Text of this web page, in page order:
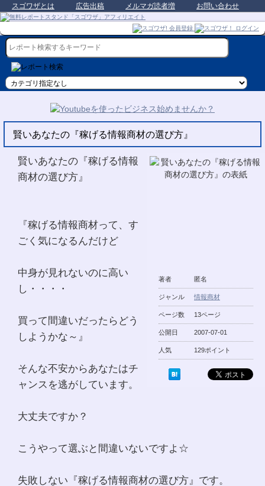
スゴワザとは 広告出稿 メルマガ読者増 お問い合わせ
賢いあなたの『稼げる情報商材の選び方』
著者 匿名
ジャンル 情報商材
ページ数 13ページ
公開日 2007-07-01
人気 129ポイント
賢いあなたの『稼げる情報
商材の選び方』
『稼げる情報商材って、す
ごく気になるんだけど
中身が見れないのに高い
し・・・・
買って間違いだったらどう
しようかな～』
そんな不安からあなたはチ
ャンスを逃がしています。
大丈夫ですか？
こうやって選ぶと間違いないですよ☆
失敗しない『稼げる情報商材の選び方』です。